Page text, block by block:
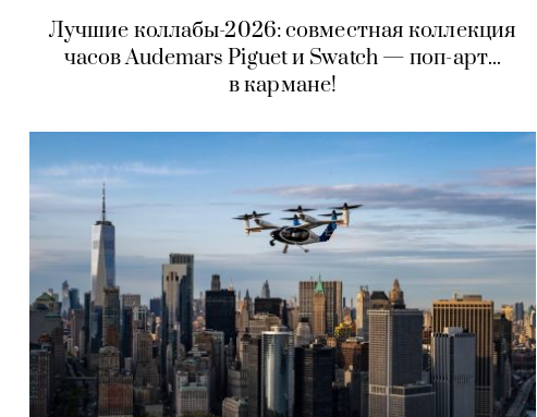
Лучшие коллабы-2026: совместная коллекция
часов Audemars Piguet и Swatch — поп-арт...
в кармане!